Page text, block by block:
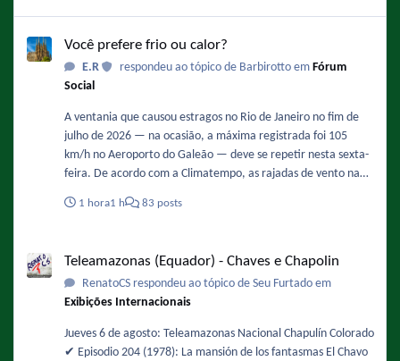
Você prefere frio ou calor?
E.R respondeu ao tópico de Barbirotto em Fórum
Social
A ventania que causou estragos no Rio de Janeiro no fim de
julho de 2026 — na ocasião, a máxima registrada foi 105
km/h no Aeroporto do Galeão — deve se repetir nesta sexta-
feira. De acordo com a Climatempo, as rajadas de vento na
com possibilidade de queda de árvores. Os ventos devem
https://oglobo.globo.com/rio/noticia/2026/08/06/rajadas-de-
vento-mais-intensas-sao-esperadas-entre-12h-e-18h-desta-
1 hora1 h 83 posts
Teleamazonas (Equador) - Chaves e Chapolin
RenatoCS respondeu ao tópico de Seu Furtado em
Exibições Internacionais
Jueves 6 de agosto: Teleamazonas Nacional Chapulín Colorado
✔️ Episodio 204 (1978): La mansión de los fantasmas El Chavo